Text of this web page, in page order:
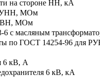
на стороне НН, кА
РУНН, МОм
УВН, МОм
с масляным
по ГОСТ 14254-96 для
6 кВ, А
6 кВ, кА